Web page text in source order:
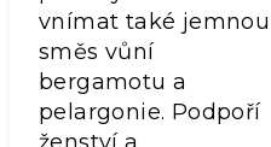
vnímat také jemnou
směs vůní
bergamotu a
pelargonie. Podpoří